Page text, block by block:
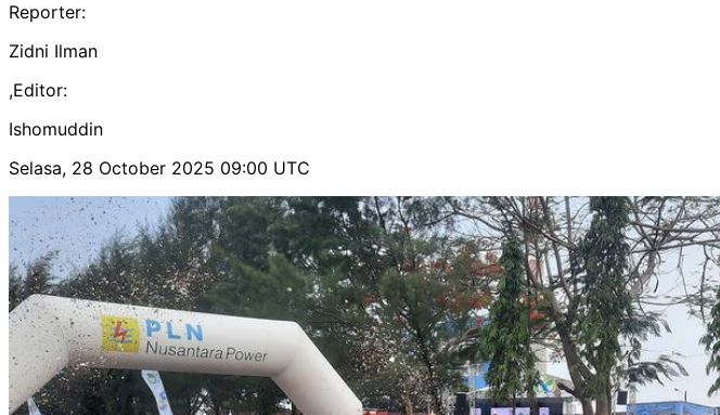
Reporter:
Zidni Ilman
,Editor:
Ishomuddin
Selasa, 28 October 2025 09:00 UTC